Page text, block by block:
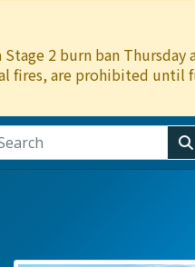
2 burn ban
fires, are prohibited until